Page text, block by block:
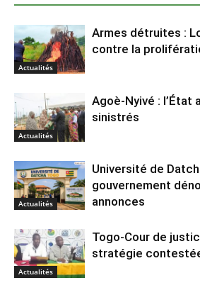
Actualités
Armes détruites :
contre la
Actualités
Agoè-Nyivé : l’État
sinistrés
Actualités
Université de
gouvernement
annonces
Actualités
Togo-Cour de
stratégie